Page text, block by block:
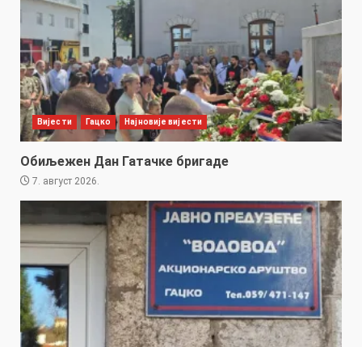
Вијести Гацко Најновије вијести
Обиљежен Дан Гатачке бригаде
7. август 2026.